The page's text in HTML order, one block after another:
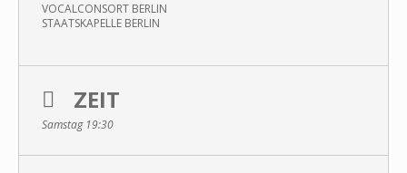
VOCALCONSORT BERLIN
STAATSKAPELLE BERLIN
ZEIT
Samstag 19:30